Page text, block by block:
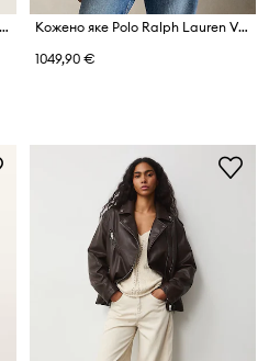
AllSaints елек дамски от кожа FLOR
Кожено яке Polo Ralph Lauren VINTAGED COW
1049,90 €